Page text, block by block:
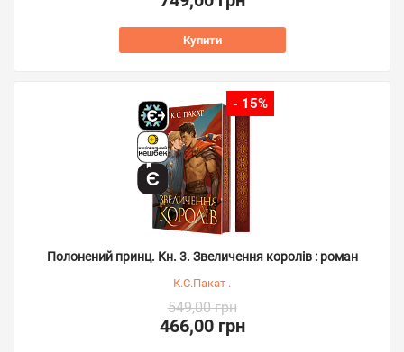
Купити
- 15%
Полонений принц. Кн. 3. Звеличення королів : роман
К.С.Пакат .
549,00 грн
466,00 грн